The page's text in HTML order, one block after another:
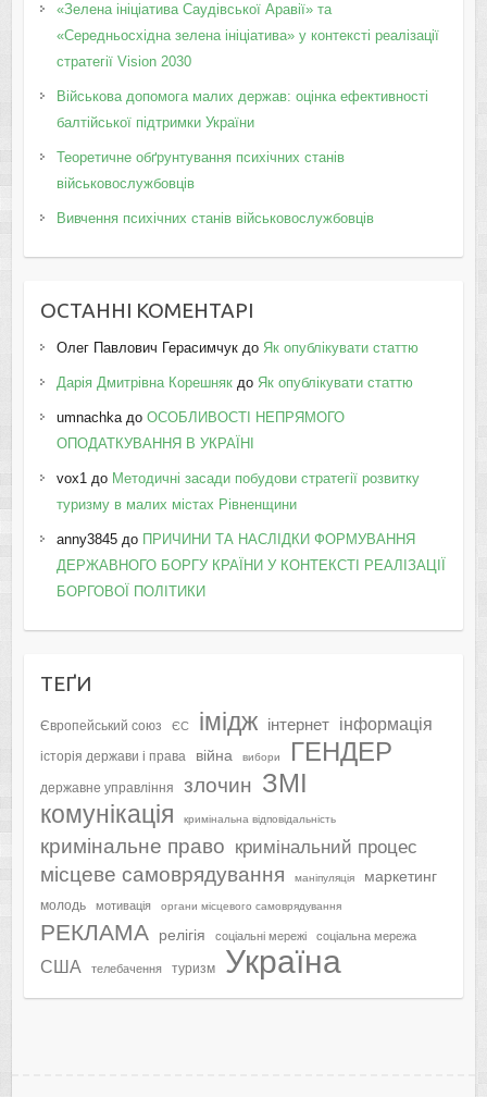
«Зелена ініціатива Саудівської Аравії» та
«Середньосхідна зелена ініціатива» у контексті реалізації
стратегії Vision 2030
Військова допомога малих держав: оцінка ефективності
балтійської підтримки України
Теоретичне обґрунтування психічних станів
військовослужбовців
Вивчення психічних станів військовослужбовців
ОСТАННІ КОМЕНТАРІ
Олег Павлович Герасимчукдо Як опублікувати статтю
Дарія Дмитрівна Корешнякдо Як опублікувати статтю
umnachkaдо ОСОБЛИВОСТІ НЕПРЯМОГО
ОПОДАТКУВАННЯ В УКРАЇНІ
vox1до Методичні засади побудови стратегії розвитку
туризму в малих містах Рівненщини
anny3845до ПРИЧИНИ ТА НАСЛІДКИ ФОРМУВАННЯ
ДЕРЖАВНОГО БОРГУ КРАЇНИ У КОНТЕКСТІ РЕАЛІЗАЦІЇ
БОРГОВОЇ ПОЛІТИКИ
ТЕҐИ
Європейський союз ЄС імідж інтернет інформація
історія держави і права війна вибори ГЕНДЕР
державне управління злочин ЗМІ
комунікація кримінальна відповідальність
кримінальне право кримінальний процес
місцеве самоврядування маніпуляція маркетинг
молодь мотивація органи місцевого самоврядування
РЕКЛАМА релігія соціальні мережі соціальна мережа
США телебачення туризм Україна